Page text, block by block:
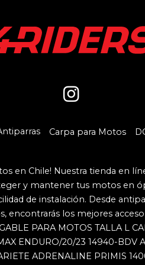
Carpa para Motos
en Chile! Nuestra tienda en
y mantener tus motos en
de instalación. Desde
los mejores
PARA MOTOS TALLA L
ENDURO/20/23 14940-BDV
ADRENALINE PRIMIS